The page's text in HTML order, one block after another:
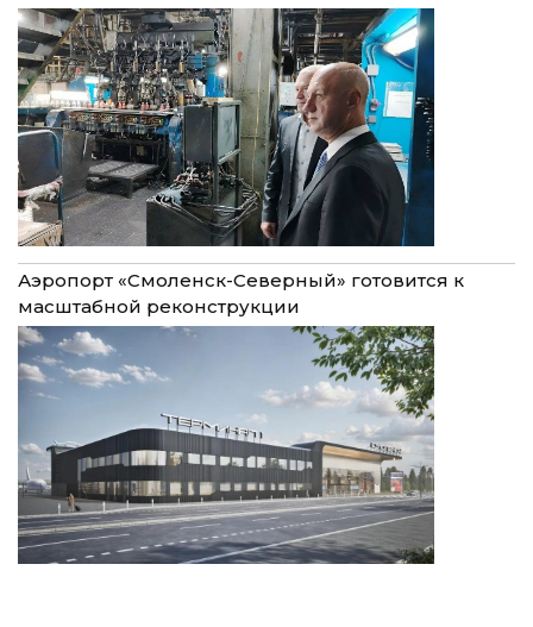
Аэропорт «Смоленск-Северный» готовится к
масштабной реконструкции